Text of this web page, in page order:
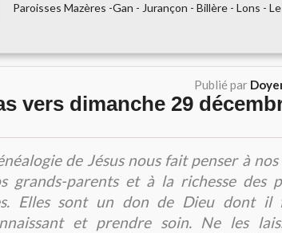
Paroisses Mazères -Gan - Jurançon - Billère - Lons -
Publié par
vers dimanche 29
de Jésus nous fait penser à
grands-parents et à la richesse des
Elles sont un don de Dieu dont il
et prendre soin. Ne les